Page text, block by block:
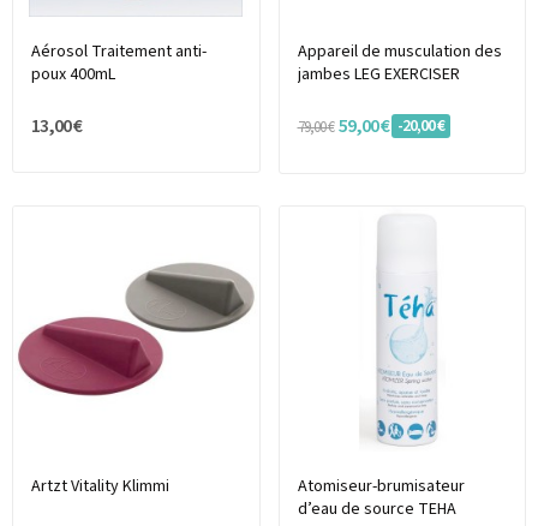
Aérosol Traitement anti-
poux 400mL
13,00 €
Appareil de musculation des
jambes LEG EXERCISER
79,00 € 59,00 € -20,00 €
Artzt Vitality Klimmi
Atomiseur-brumisateur
d’eau de source TEHA